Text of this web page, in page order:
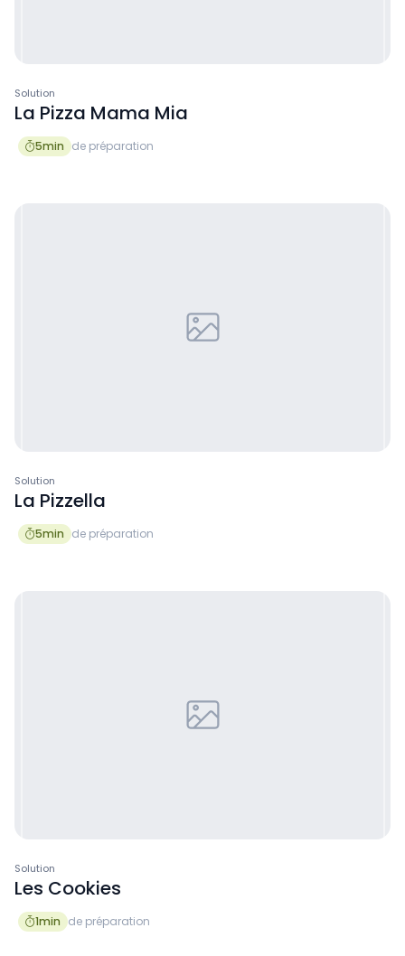
Solution
La Pizza Mama Mia
5min de préparation
Solution
La Pizzella
5min de préparation
Solution
Les Cookies
1min de préparation